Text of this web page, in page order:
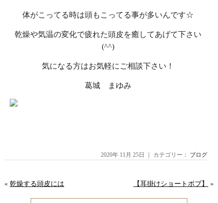
体がこってる時は頭もこってる事が多いんです☆
乾燥や気温の変化で疲れた頭皮を癒してあげて下さい
(^^)
気になる方はお気軽にご相談下さい！
葛城 まゆみ
2020年 11月 25日 ｜ カテゴリー： ブログ
« 乾燥する頭皮には 【耳掛けショートボブ】 »